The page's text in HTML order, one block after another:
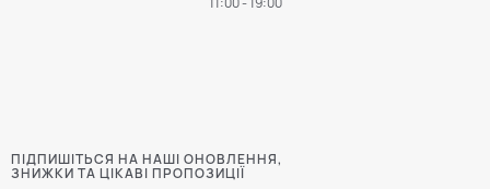
ПІДПИШІТЬСЯ НА НАШІ ОНОВЛЕННЯ,
ЗНИЖКИ ТА ЦІКАВІ ПРОПОЗИЦІЇ